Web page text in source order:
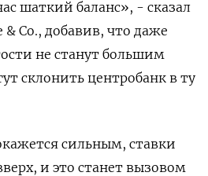
шаткий баланс», - сказал
Co., добавив, что даже
не станут большим
склонить центробанк в ту
сильным, ставки
и это станет вызовом